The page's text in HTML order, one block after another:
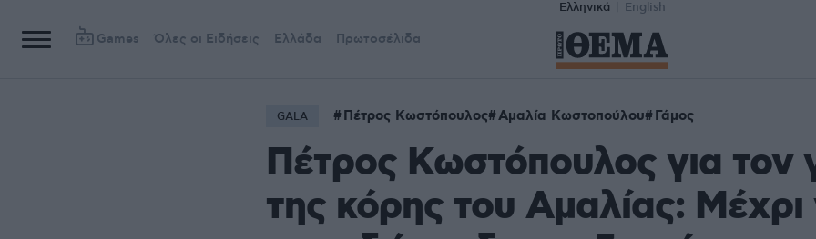
Ελληνικά English
Games Όλες οι Ειδήσεις Ελλάδα Πρωτοσέλιδα
GALA Πέτρος Κωστόπουλος Αμαλία Κωστοπούλου Γάμος
Πέτρος Κωστόπουλος για τον
της κόρης του Αμαλίας: Μέχρι